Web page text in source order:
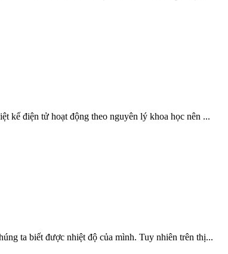
kế điện tử hoạt động theo nguyên lý khoa học nên ...
ta biết được nhiệt độ của mình. Tuy nhiên trên thị...